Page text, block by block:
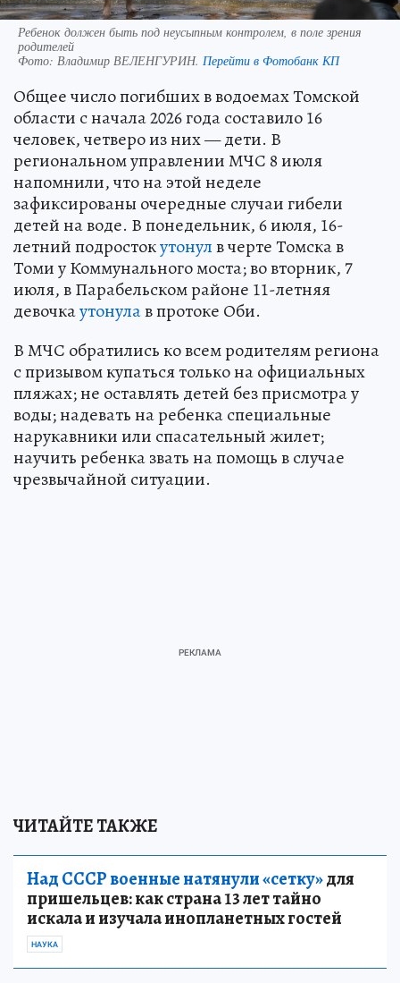
Ребенок должен быть под неусыпным контролем, в поле зрения
родителей
Фото: Владимир ВЕЛЕНГУРИН. Перейти в Фотобанк КП
Общее число погибших в водоемах Томской
области с начала 2026 года составило 16
человек, четверо из них — дети. В
региональном управлении МЧС 8 июля
напомнили, что на этой неделе
зафиксированы очередные случаи гибели
детей на воде. В понедельник, 6 июля, 16-
летний подростокутонулв черте Томска в
Томи у Коммунального моста; во вторник, 7
июля, в Парабельском районе 11-летняя
девочкаутонулав протоке Оби.
В МЧС обратились ко всем родителям региона
с призывом купаться только на официальных
пляжах; не оставлять детей без присмотра у
воды; надевать на ребенка специальные
нарукавники или спасательный жилет;
научить ребенка звать на помощь в случае
чрезвычайной ситуации.
ЧИТАЙТЕ ТАКЖЕ
Над СССР военные натянули «сетку»для
пришельцев: как страна 13 лет тайно
искала и изучала инопланетных гостей
НАУКА